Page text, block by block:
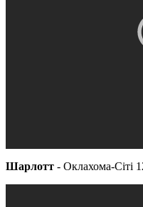
Шарлотт - Оклахома-Сіті